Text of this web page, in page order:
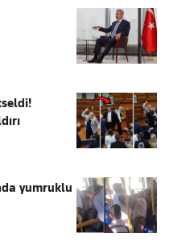
yumruklu